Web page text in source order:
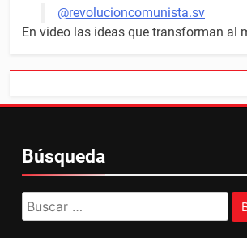
@revolucioncomunista.sv
En video las ideas que transforman al
Búsqueda
Buscar: